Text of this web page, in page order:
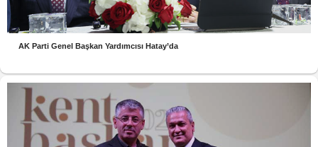
AK Parti Genel Başkan Yardımcısı Hatay’da